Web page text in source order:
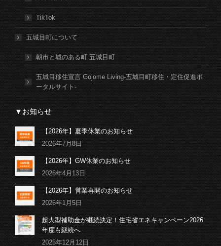
TikTok
五城目町について
朝市と城のある町 五城目町
五城目移住宣言 Gojome Living-五城目町移住・定住促進ポ
ータルサイト-
▼お知らせ
【2026年】夏季休業のお知らせ
2026年7月8日
【2026年】GW休業のお知らせ
2026年4月13日
【2026年】営業再開のお知らせ
2026年1月5日
超大型補助金が継続決定！住宅省エネキャンペーン2026
年度も継続へ
2025年12月12日